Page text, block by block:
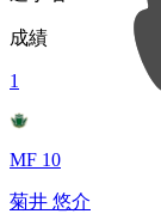
成績
1
MF 10
菊井 悠介